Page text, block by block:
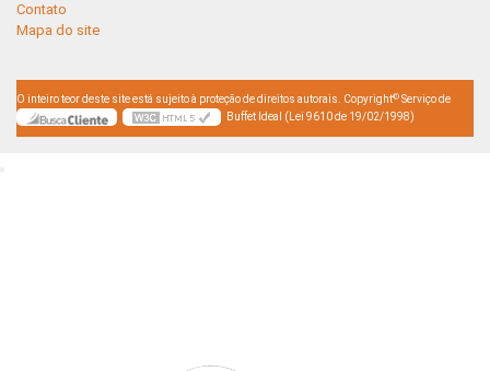
Contato
Mapa do site
O inteiro teor deste site está sujeito à proteção de direitos autorais. Copyright© Serviço de
Buffet Ideal (Lei 9610 de 19/02/1998)